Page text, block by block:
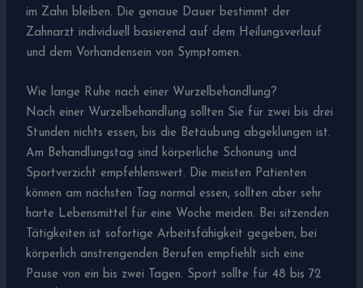
im Zahn bleiben. Die genaue Dauer bestimmt der
Zahnarzt individuell basierend auf dem Heilungsverlauf
und dem Vorhandensein von Symptomen.
Wie lange Ruhe nach einer Wurzelbehandlung?
Nach einer Wurzelbehandlung sollten Sie für zwei bis drei
Stunden nichts essen, bis die Betäubung abgeklungen ist.
Am Behandlungstag sind körperliche Schonung und
Sportverzicht empfehlenswert. Die meisten Patienten
können am nächsten Tag normal essen, sollten aber sehr
harte Lebensmittel für eine Woche meiden. Bei sitzenden
Tätigkeiten ist sofortige Arbeitsfähigkeit gegeben, bei
körperlich anstrengenden Berufen empfiehlt sich eine
Pause von ein bis zwei Tagen. Sport sollte für 48 bis 72